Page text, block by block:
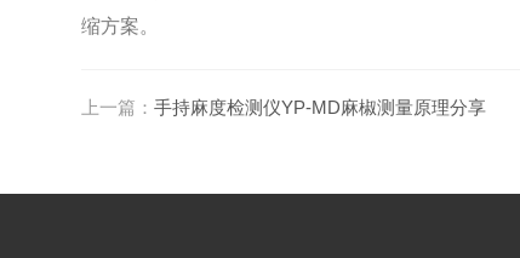
缩方案。
上一篇：手持麻度检测仪YP-MD麻椒测量原理分享